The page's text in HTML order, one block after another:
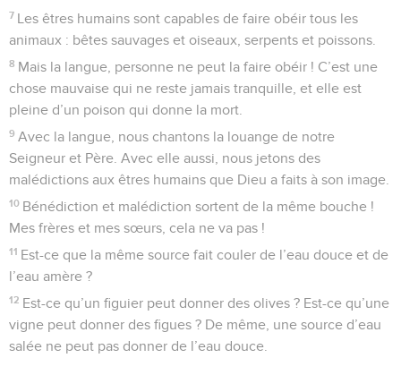
7 Les êtres humains sont capables de faire obéir tous les
animaux : bêtes sauvages et oiseaux, serpents et poissons.
8 Mais la langue, personne ne peut la faire obéir ! C’est une
chose mauvaise qui ne reste jamais tranquille, et elle est
pleine d’un poison qui donne la mort.
9 Avec la langue, nous chantons la louange de notre
Seigneur et Père. Avec elle aussi, nous jetons des
malédictions aux êtres humains que Dieu a faits à son image.
10 Bénédiction et malédiction sortent de la même bouche !
Mes frères et mes sœurs, cela ne va pas !
11 Est-ce que la même source fait couler de l’eau douce et de
l’eau amère ?
12 Est-ce qu’un figuier peut donner des olives ? Est-ce qu’une
vigne peut donner des figues ? De même, une source d’eau
salée ne peut pas donner de l’eau douce.